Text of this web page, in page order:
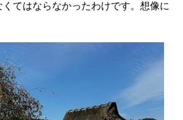
てはならなかったわけです。想像に